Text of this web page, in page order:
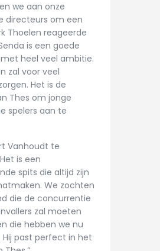
we aan onze
directeurs om een
Thoelen reageerde
is een goede
heel veel ambitie.
zal voor veel
Het is de
Thes om jonge
spelers aan te
Vanhoudt te
is een
spits die altijd zijn
We zochten
die de concurrentie
zal moeten
die hebben we nu
Hij past perfect in het